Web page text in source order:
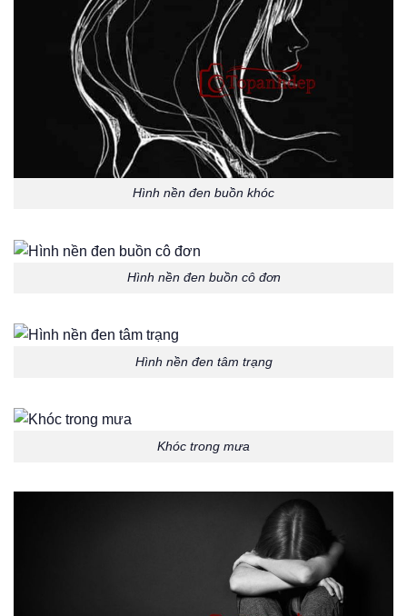
Hình nền đen buồn khóc
Hình nền đen buồn cô đơn
Hình nền đen tâm trạng
Khóc trong mưa